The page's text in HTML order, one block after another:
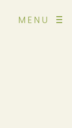
MENU